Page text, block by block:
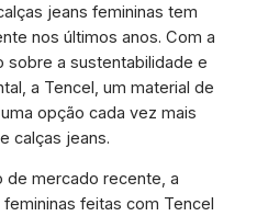
jeans femininas tem
nos últimos anos. Com a
a sustentabilidade e
a Tencel, um material de
opção cada vez mais
calças jeans.
de mercado recente, a
feitas com Tencel